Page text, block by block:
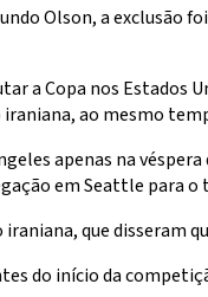
Olson, a exclusão
a Copa nos
ao mesmo
apenas na
em Seattle para
que disseram
do início da